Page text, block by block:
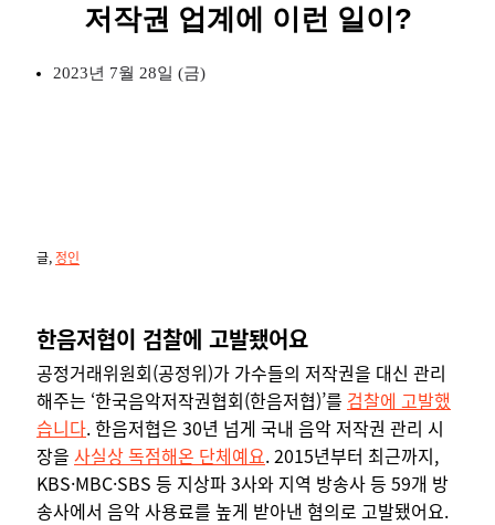
저작권 업계에 이런 일이?
2023년 7월 28일 (금)
글, 정인
한음저협이 검찰에 고발됐어요
공정거래위원회(공정위)가 가수들의 저작권을 대신 관리
해주는 ‘한국음악저작권협회(한음저협)’를 검찰에 고발했
습니다. 한음저협은 30년 넘게 국내 음악 저작권 관리 시
장을 사실상 독점해온 단체예요. 2015년부터 최근까지,
KBS·MBC·SBS 등 지상파 3사와 지역 방송사 등 59개 방
송사에서 음악 사용료를 높게 받아낸 혐의로 고발됐어요.